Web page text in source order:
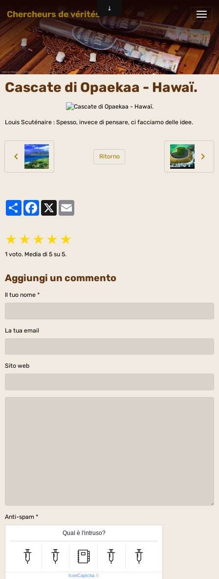
Chercheurs de vérités
Cascate di Opaekaa - Hawaï.
Louis Scuténaire : Spesso, invece di pensare, ci facciamo delle idee.
Ritorno
PartagerFacebook
★ ★ ★ ★ ★
1 voto. Media di 5 su 5.
Aggiungi un commento
Il tuo nome
La tua email
Sito web
Anti-spam
Qual è l'intruso?
IconCaptcha ©